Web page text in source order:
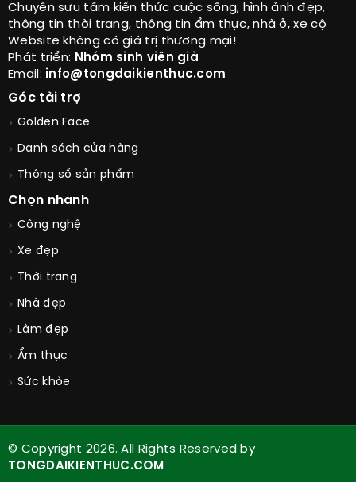
Chuyên sưu tầm kiến thức cuộc sống, hình ảnh đẹp,
thông tin thời trang, thông tin ẩm thực, nhà ở, xe cộ
Website không có giá trị thương mại!
Phát triển: Nhóm sinh viên già
Email: info@tongdaikienthuc.com
Góc tài trợ
Golden Face
Danh sách cửa hàng
Thông số sản phẩm
Chọn nhanh
Công nghệ
Xe đẹp
Thời trang
Nhà đẹp
Làm đẹp
Ẩm thực
Sức khỏe
© Copyright 2026. All Rights Reserved by
TONGDAIKIENTHUC.COM